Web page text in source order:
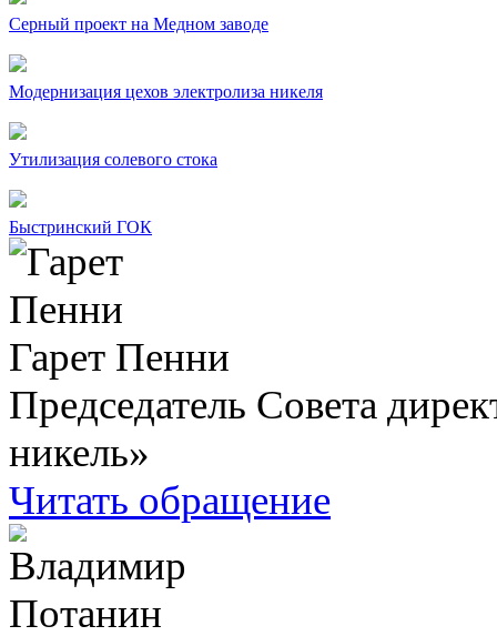
Серный проект на Медном заводе
Модернизация цехов электролиза никеля
Утилизация солевого стока
Быстринский ГОК
Гарет Пенни
Председатель Совета
никель»
Читать обращение